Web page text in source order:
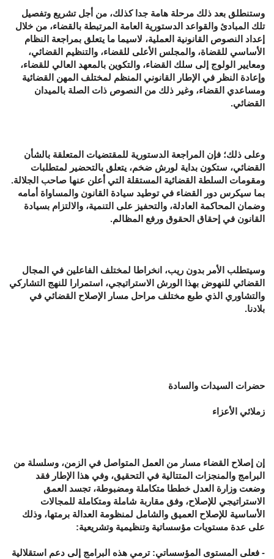
وستنطلق بعد ذلك مرحلة هامة جدا كذلك، من أجل تشريع وتفصيل
تلك المبادئ والقواعد الدستورية العامة المرتبطة بالقضاء، من خلال
إعداد النصوص القانونية العملية، لاسيما ما يتعلق بمراجعة النظام
الأساسي للقضاة، والمجلس الأعلى للقضاء، والتنظيم القضائي،
ومعايير الولوج إلى سلك القضاء، والتكوين بالمعهد العالي للقضاء،
وإعادة النظر في الإطار القانوني المنظم لمختلف المهن القضائية
ومساعدي القضاء، وغير ذلك من النصوص ذات الصلة بالميدان
القضائي.
وعلى ذلك؛ فإن المراجعة الدستورية للمقتضيات المتعلقة بالشأن
القضائي، ستكون بداية لورش ضخم، يتعلق بالتحضير لمتطلبات
ومقومات السلطة القضائية المستقلة التي أعلن عنها صاحب الجلالة.
بما سيكرس دور القضاء في توطيد سيادة القانون والمساواة أمامه
وضمان المحاكمة العادلة، والتحفيز على التنمية، والالتزام بسيادة
القانون في إحقاق الحقوق ورفع المظالم.
وسيتطلب الأمر بدون ريب، انخراطا لمختلف الفاعلين في المجال
القضائي للنهوض بهذا الورش الاستراتيجي، استمرارا للنهج التشاركي
والتشاوري الذي طبع مختلف مراحل مسار الإصلاح القضائي في
بلادنا.
حضرات السيدات والسادة
زملائي الأعزاء
إن إصلاح القضاء مسار من العمل المتواصل في الزمن، وسلسلة من
البرامج والمنجزات المتتالية في التحقيق، وفي هذا الإطار فقد
وضعت وزارة العدل خططا متكاملة ومضبوطة، تجسد العمق
الاستراتيجي للإصلاح، وفق مقاربة شاملة ومتكاملة للمجالات
الأساسية للإصلاح العميق والشامل لمنظومة العدالة برمتها، وذلك
على عدة مستويات مؤسساتية وتنظيمية وتشريعية:
- فعلى المستوى المؤسساتي: ترمي هذه البرامج إلى دعم استقلالية